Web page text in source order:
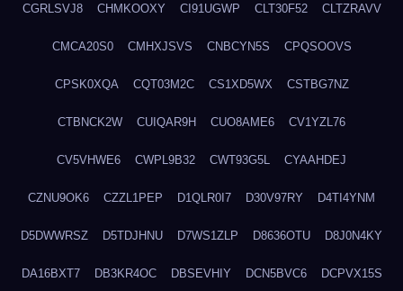
CGRLSVJ8 CHMKOOXY CI91UGWP CLT30F52 CLTZRAVV
CMCA20S0 CMHXJSVS CNBCYN5S CPQSOOVS
CPSK0XQA CQT03M2C CS1XD5WX CSTBG7NZ
CTBNCK2W CUIQAR9H CUO8AME6 CV1YZL76
CV5VHWE6 CWPL9B32 CWT93G5L CYAAHDEJ
CZNU9OK6 CZZL1PEP D1QLR0I7 D30V97RY D4TI4YNM
D5DWWRSZ D5TDJHNU D7WS1ZLP D8636OTU D8J0N4KY
DA16BXT7 DB3KR4OC DBSEVHIY DCN5BVC6 DCPVX15S